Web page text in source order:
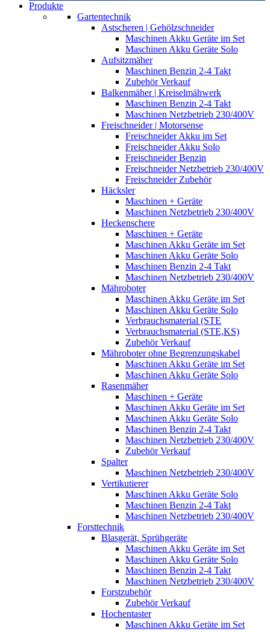
Produkte
Gartentechnik
Astscheren | Gehölzschneider
Maschinen Akku Geräte im Set
Maschinen Akku Geräte Solo
Aufsitzmäher
Maschinen Benzin 2-4 Takt
Zubehör Verkauf
Balkenmäher | Kreiselmähwerk
Maschinen Benzin 2-4 Takt
Maschinen Netzbetrieb 230/400V
Freischneider | Motorsense
Freischneider Akku im Set
Freischneider Akku Solo
Freischneider Benzin
Freischneider Netzbetrieb 230/400V
Freischneider Zubehör
Häcksler
Maschinen + Geräte
Maschinen Netzbetrieb 230/400V
Heckenschere
Maschinen + Geräte
Maschinen Akku Geräte im Set
Maschinen Akku Geräte Solo
Maschinen Benzin 2-4 Takt
Maschinen Netzbetrieb 230/400V
Mähroboter
Maschinen Akku Geräte im Set
Maschinen Akku Geräte Solo
Verbrauchsmaterial (STE
Verbrauchsmaterial (STE,KS)
Zubehör Verkauf
Mähroboter ohne Begrenzungskabel
Maschinen Akku Geräte im Set
Maschinen Akku Geräte Solo
Rasenmäher
Maschinen + Geräte
Maschinen Akku Geräte im Set
Maschinen Akku Geräte Solo
Maschinen Benzin 2-4 Takt
Maschinen Netzbetrieb 230/400V
Zubehör Verkauf
Spalter
Maschinen Netzbetrieb 230/400V
Vertikutierer
Maschinen Akku Geräte Solo
Maschinen Benzin 2-4 Takt
Maschinen Netzbetrieb 230/400V
Forsttechnik
Blasgerät, Sprühgeräte
Maschinen Akku Geräte im Set
Maschinen Akku Geräte Solo
Maschinen Benzin 2-4 Takt
Maschinen Netzbetrieb 230/400V
Forstzubehör
Zubehör Verkauf
Hochentaster
Maschinen Akku Geräte im Set